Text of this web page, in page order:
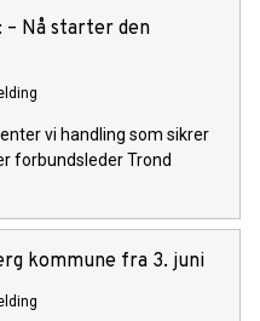
Nå starter den
vi handling som sikrer
forbundsleder Trond
kommune fra 3. juni